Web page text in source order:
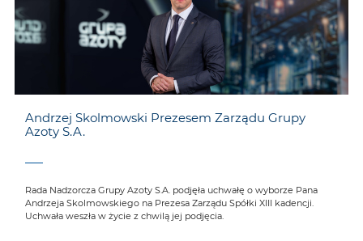
Andrzej Skolmowski Prezesem Zarządu Grupy
Azoty S.A.
Rada Nadzorcza Grupy Azoty S.A. podjęła uchwałę o wyborze Pana
Andrzeja Skolmowskiego na Prezesa Zarządu Spółki XIII kadencji.
Uchwała weszła w życie z chwilą jej podjęcia.